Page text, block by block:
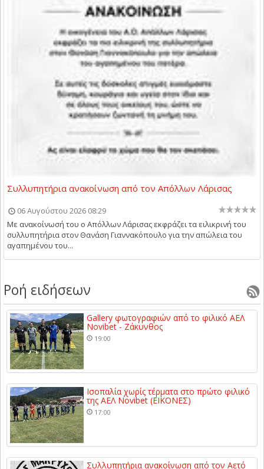
Συλλυπητήρια ανακοίνωση από τον Απόλλων Λάρισας
06 Αυγούστου 2026 08:29
Με ανακοίνωσή του ο Απόλλων Λάρισας εκφράζει τα ειλικρινή του
συλλυπητήρια στον Θανάση Γιαννακόπουλο για την απώλεια του
αγαπημένου του...
Ροή ειδήσεων
Gallery φωτογραφιών από το φιλικό ΑΕΛ
Novibet - Ζάκυνθος
19:00
Ισοπαλία χωρίς τέρματα στο πρώτο φιλικό
της ΑΕΛ Novibet (ΕΙΚΟΝΕΣ)
17:00
Συλλυπητήρια ανακοίνωση από τον Αετό